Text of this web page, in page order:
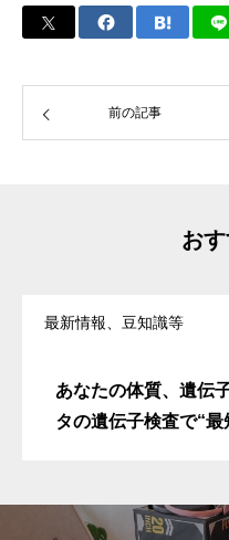
前の記事
お
最新情報、豆知識等
あなたの体質、遺伝
タの遺伝子検査で“最